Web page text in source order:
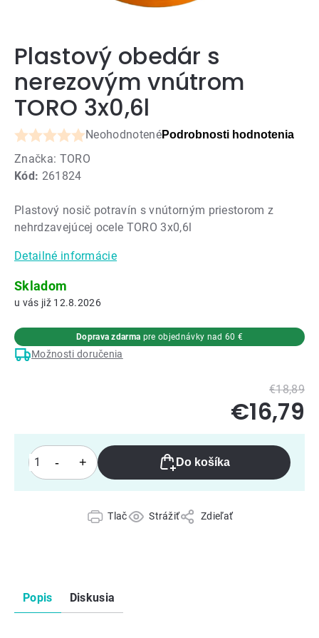
Plastový obedár s
nerezovým vnútrom
TORO 3x0,6l
Kód: 261824
Priemerné
hodnotenie
produktu
0,0
z
hviezdičiek.
NeohodnotenéPodrobnosti hodnotenia
Značka: TORO
Do košíka
Plastový nosič potravín s vnútorným priestorom z
nehrdzavejúcej ocele TORO 3x0,6l
Detailné informácie
Tlač Strážiť Zdieľať
Skladom
12.8.2026
Možnosti doručenia
Doprava zdarma pre objednávky nad 60 €
€18,89
€16,79
Popis Diskusia